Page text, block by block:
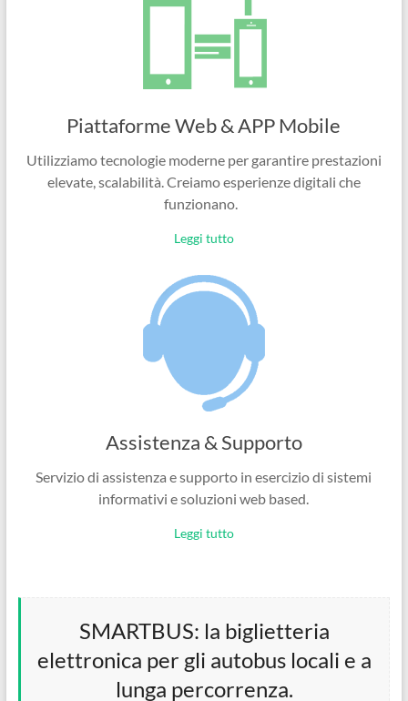
Piattaforme Web & APP Mobile
Utilizziamo tecnologie moderne per garantire prestazioni
elevate, scalabilità. Creiamo esperienze digitali che
funzionano.
Leggi tutto
Assistenza & Supporto
Servizio di assistenza e supporto in esercizio di sistemi
informativi e soluzioni web based.
Leggi tutto
SMARTBUS: la biglietteria
elettronica per gli autobus locali e a
lunga percorrenza.